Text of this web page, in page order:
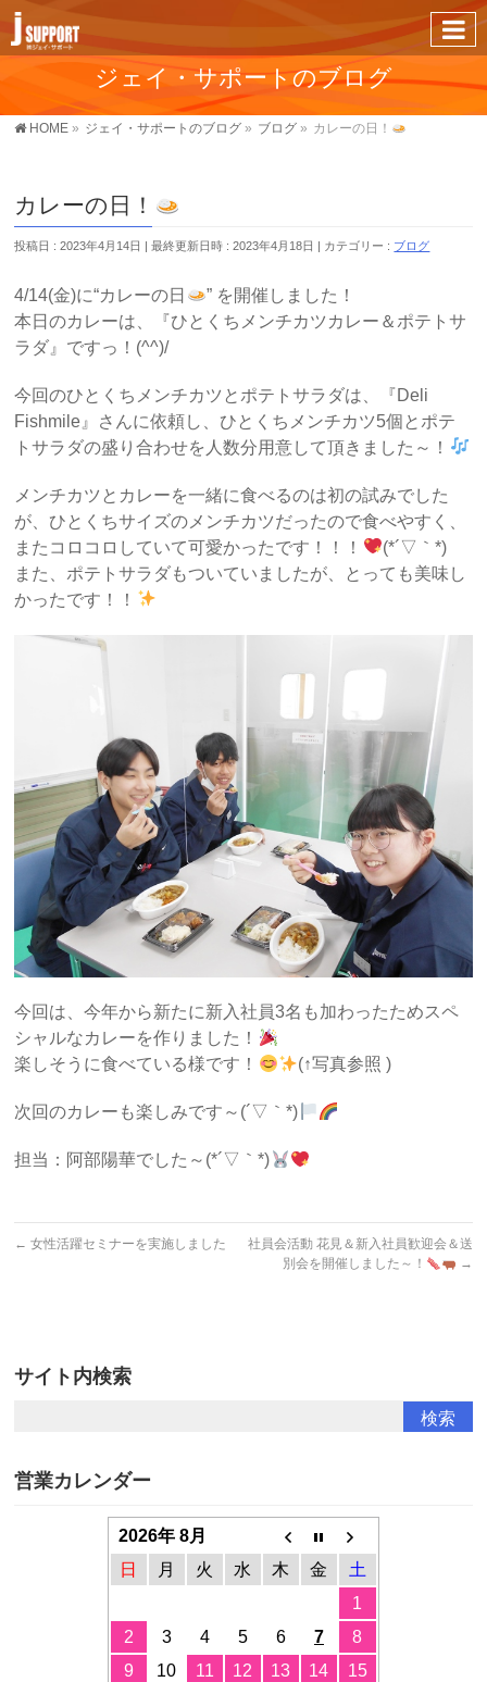
ジェイ・サポートのブログ
HOME » ジェイ・サポートのブログ » ブログ » カレーの日！
カレーの日！
投稿日 : 2023年4月14日 最終更新日時 : 2023年4月18日 カテゴリー : ブログ
4/14(金)に“カレーの日
” を開催しました！
本日のカレーは、『ひとくちメンチカツカレー＆ポテトサ
ラダ』ですっ！(^^)/
今回のひとくちメンチカツとポテトサラダは、『Deli
Fishmile』さんに依頼し、ひとくちメンチカツ5個とポテ
トサラダの盛り合わせを人数分用意して頂きました～！
メンチカツとカレーを一緒に食べるのは初の試みでした
が、ひとくちサイズのメンチカツだったので食べやすく、
またコロコロしていて可愛かったです！！！
(*´▽｀*)
また、ポテトサラダもついていましたが、とっても美味し
かったです！！
今回は、今年から新たに新入社員3名も加わったためスペ
シャルなカレーを作りました！
楽しそうに食べている様です！
(↑写真参照 )
次回のカレーも楽しみです～(´▽｀*)
担当：阿部陽華でした～(*´▽｀*)
← 女性活躍セミナーを実施しました
社員会活動 花見＆新入社員歓迎会＆送
別会を開催しました～！
→
サイト内検索
営業カレンダー
2026年 8月
日
月 火 水 木 金
土
1
2
3 4 5 6 7
8
9
10 11 12 13 14
15